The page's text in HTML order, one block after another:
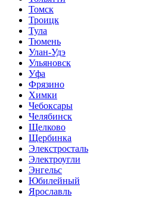
Томск
Троицк
Тула
Тюмень
Улан-Удэ
Ульяновск
Уфа
Фрязино
Химки
Чебоксары
Челябинск
Щелково
Щербинка
Элекстросталь
Электроугли
Энгельс
Юбилейный
Ярославль